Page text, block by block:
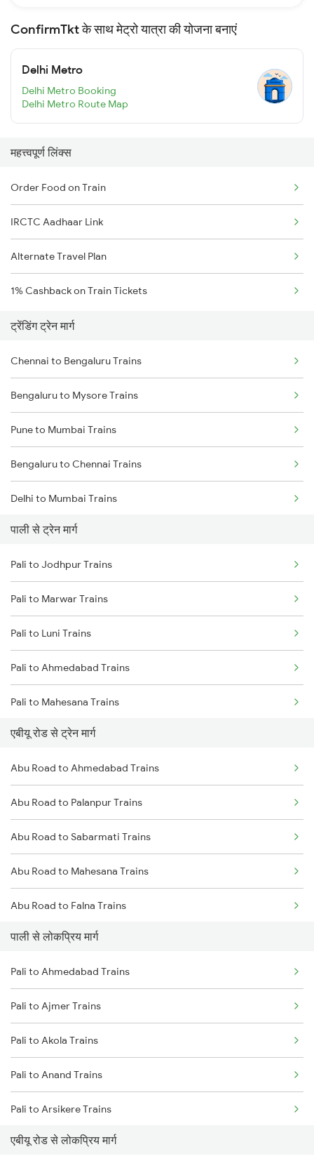
ConfirmTkt के साथ मेट्रो यात्रा की योजना बनाएं
Delhi Metro
Delhi Metro Booking
Delhi Metro Route Map
महत्त्वपूर्ण लिंक्स
Order Food on Train
IRCTC Aadhaar Link
Alternate Travel Plan
1% Cashback on Train Tickets
ट्रेंडिंग ट्रेन मार्ग
Chennai to Bengaluru Trains
Bengaluru to Mysore Trains
Pune to Mumbai Trains
Bengaluru to Chennai Trains
Delhi to Mumbai Trains
Mumbai to Pune Trains
Delhi to Jammu Trains
Mumbai to Delhi Trains
Mumbai to Goa Trains
Chennai to Coimbatore Trains
पाली से ट्रेन मार्ग
Pali to Jodhpur Trains
Pali to Marwar Trains
Pali to Luni Trains
Pali to Ahmedabad Trains
Pali to Mahesana Trains
Pali to Palanpur Trains
Pali to Surat Trains
Pali to Anand Trains
Pali to Vadodara Trains
Pali to Falna Trains
एबीयू रोड से ट्रेन मार्ग
Abu Road to Ahmedabad Trains
Abu Road to Palanpur Trains
Abu Road to Sabarmati Trains
Abu Road to Mahesana Trains
Abu Road to Falna Trains
Abu Road to Marwar Trains
Abu Road to Ajmer Trains
Abu Road to Jaipur Trains
Abu Road to Beawar Trains
Abu Road to Vadodara Trains
Abu Road to Surat Trains
Abu Road to Rani Trains
पाली से लोकप्रिय मार्ग
Pali to Ahmedabad Trains
Pali to Ajmer Trains
Pali to Akola Trains
Pali to Anand Trains
Pali to Arsikere Trains
Pali to Beawar Trains
एबीयू रोड से लोकप्रिय मार्ग